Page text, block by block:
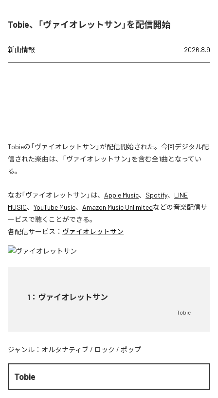
Tobie、「ヴァイオレットサン」を配信開始
新曲情報 2026.8.9
Tobieの「ヴァイオレットサン」が配信開始された。今回デジタル配
信された楽曲は、「ヴァイオレットサン」を含む全1曲となってい
る。
なお「ヴァイオレットサン 」は、 Apple Music、 Spotify、 LINE
MUSIC、 YouTube Music、 Amazon Music Unlimitedなどの音楽配信サ
ービスで聴くことができる。
各配信サービス： ヴァイオレットサン
1 ： ヴァイオレットサン
Tobie
ジャンル： オルタナティブ / ロック / ポップ
Tobie